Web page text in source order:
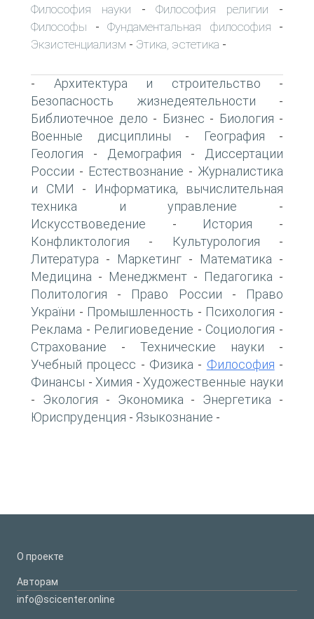
Философия науки -Философия религии -
Философы - Фундаментальная философия -
Экзистенциализм - Этика, эстетика -
- Архитектура и строительство -
Безопасность жизнедеятельности -
Библиотечное дело - Бизнес - Биология -
Военные дисциплины - География -
Геология - Демография -
Диссертации
России - Естествознание - Журналистика
и СМИ -
Информатика, вычислительная
техника и управление -
Искусствоведение - История -
Конфликтология - Культурология -
Литература - Маркетинг - Математика -
Медицина - Менеджмент - Педагогика -
Политология - Право России -
Право
України - Промышленность - Психология -
Реклама - Религиоведение - Социология -
Страхование - Технические науки -
Учебный процесс - Физика - Философия -
Финансы - Химия - Художественные науки
- Экология - Экономика - Энергетика -
Юриспруденция - Языкознание -
О проекте
Авторам
info@scicenter.online